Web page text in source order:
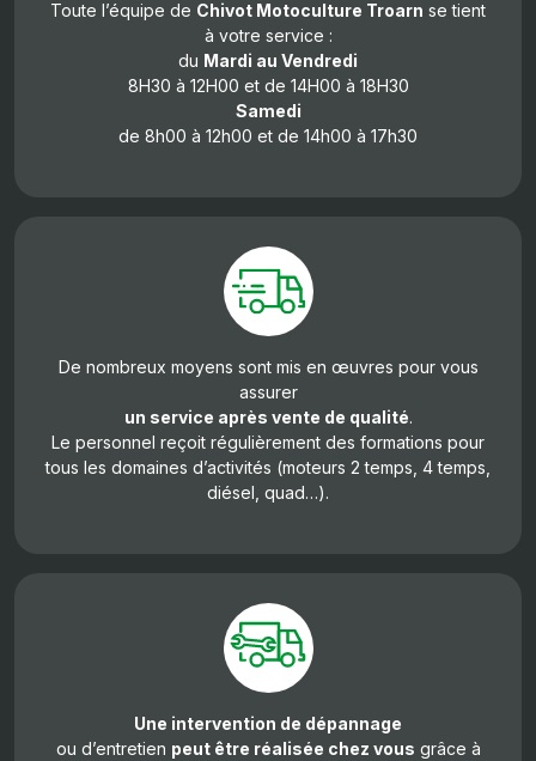
Toute l’équipe de Chivot Motoculture Troarn se tient
à votre service :
du Mardi au Vendredi
8H30 à 12H00 et de 14H00 à 18H30
Samedi
de 8h00 à 12h00 et de 14h00 à 17h30
De nombreux moyens sont mis en œuvres pour vous
assurer
un service après vente de qualité.
Le personnel reçoit régulièrement des formations pour
tous les domaines d’activités (moteurs 2 temps, 4 temps,
diésel, quad…).
Une intervention de dépannage
ou d’entretien peut être réalisée chez vous grâce à